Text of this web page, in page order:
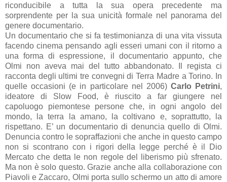
riconducibile a tutta la sua opera precedente ma
sorprendente per la sua unicità formale nel panorama del
genere documentario.
Un documentario che si fa testimonianza di una vita vissuta
facendo cinema pensando agli esseri umani con il ritorno a
una forma di espressione, il documentario appunto, che
Olmi non aveva mai del tutto abbandonato. Il regista ci
racconta degli ultimi tre convegni di Terra Madre a Torino. In
quelle occasioni (e in particolare nel 2006) Carlo Petrini,
ideatore di Slow Food, è riuscito a far giungere nel
capoluogo piemontese persone che, in ogni angolo del
mondo, la terra la amano, la coltivano e, soprattutto, la
rispettano. E’ un documentario di denuncia quello di Olmi.
Denuncia contro le sopraffazioni che anche in questo campo
non si scontrano con i rigori della legge perché è il Dio
Mercato che detta le non regole del liberismo più sfrenato.
Ma non è solo questo. Grazie anche alla collaborazione con
Piavoli e Zaccaro, Olmi porta sullo schermo un atto di amore